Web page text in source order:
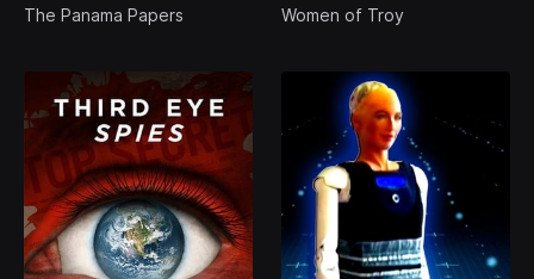
The Panama Papers Women of Troy